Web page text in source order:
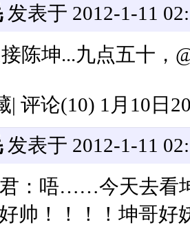
发表于 2012-1-11
陈坤...九点五十，
| 评论(10) 1月10日
发表于 2012-1-11
君：唔……今天去看
！！！！坤哥好